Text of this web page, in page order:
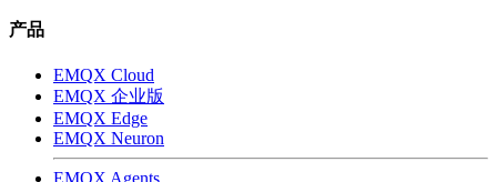
产品
EMQX Cloud
EMQX 企业版
EMQX Edge
EMQX Neuron